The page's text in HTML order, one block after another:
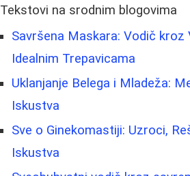
Tekstovi na srodnim blogovima
Savršena Maskara: Vodič kroz
Idealnim Trepavicama
Uklanjanje Belega i Mladeža:
Iskustva
Sve o Ginekomastiji: Uzroci,
Iskustva